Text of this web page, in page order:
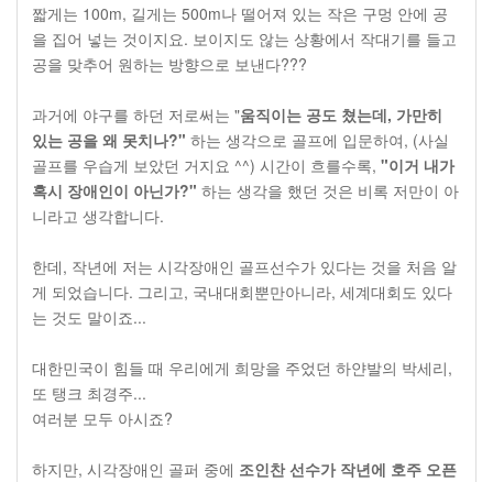
짧게는 100m, 길게는 500m나 떨어져 있는 작은 구멍 안에 공
을 집어 넣는 것이지요. 보이지도 않는 상황에서 작대기를 들고
공을 맞추어 원하는 방향으로 보낸다???
과거에 야구를 하던 저로써는 "움직이는 공도 쳤는데, 가만히
있는 공을 왜 못치나?" 하는 생각으로 골프에 입문하여, (사실
골프를 우습게 보았던 거지요 ^^) 시간이 흐를수록, "이거 내가
혹시 장애인이 아닌가?" 하는 생각을 했던 것은 비록 저만이 아
니라고 생각합니다.
한데, 작년에 저는 시각장애인 골프선수가 있다는 것을 처음 알
게 되었습니다. 그리고, 국내대회뿐만아니라, 세계대회도 있다
는 것도 말이죠...
대한민국이 힘들 때 우리에게 희망을 주었던 하얀발의 박세리,
또 탱크 최경주...
여러분 모두 아시죠?
하지만, 시각장애인 골퍼 중에 조인찬 선수가 작년에 호주 오픈